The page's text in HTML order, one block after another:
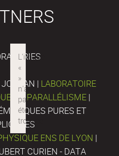
| LABORATOIRE
DU PARALLÉLISME |
PURES ET
ENS DE LYON |
CURIEN - DATA